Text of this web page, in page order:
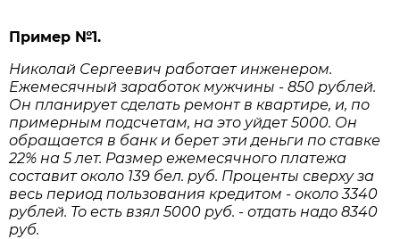
Пример №1.
Николай Сергеевич работает инженером.
Ежемесячный заработок мужчины - 850 рублей.
Он планирует сделать ремонт в квартире, и, по
примерным подсчетам, на это уйдет 5000. Он
обращается в банк и берет эти деньги по ставке
22% на 5 лет. Размер ежемесячного платежа
составит около 139 бел. руб. Проценты сверху за
весь период пользования кредитом - около 3340
рублей. То есть взял 5000 руб. - отдать надо 8340
руб.